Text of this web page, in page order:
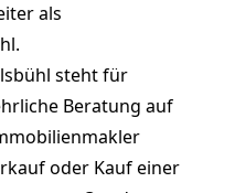
als
steht für
Beratung auf
oder Kauf einer